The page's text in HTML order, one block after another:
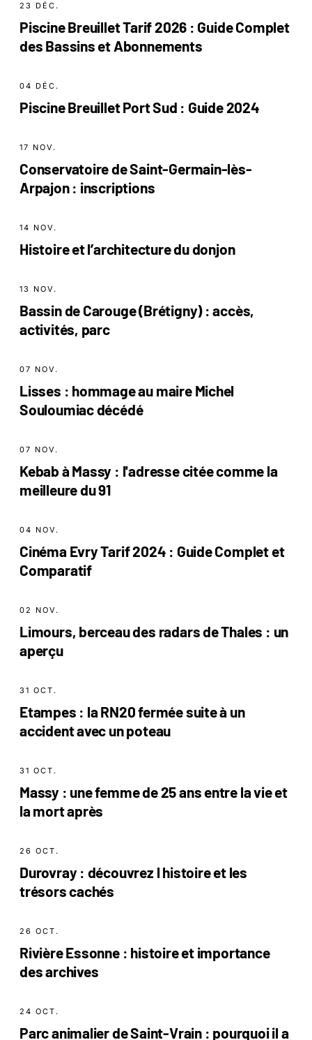
23 DÉC.
Piscine Breuillet Tarif 2026 : Guide Complet
des Bassins et Abonnements
04 DÉC.
Piscine Breuillet Port Sud : Guide 2024
17 NOV.
Conservatoire de Saint-Germain-lès-
Arpajon : inscriptions
14 NOV.
Histoire et l’architecture du donjon
13 NOV.
Bassin de Carouge (Brétigny) : accès,
activités, parc
07 NOV.
Lisses : hommage au maire Michel
Souloumiac décédé
07 NOV.
Kebab à Massy : l'adresse citée comme la
meilleure du 91
04 NOV.
Cinéma Evry Tarif 2024 : Guide Complet et
Comparatif
02 NOV.
Limours, berceau des radars de Thales : un
aperçu
31 OCT.
Etampes : la RN20 fermée suite à un
accident avec un poteau
31 OCT.
Massy : une femme de 25 ans entre la vie et
la mort après
26 OCT.
Durovray : découvrez l histoire et les
trésors cachés
26 OCT.
Rivière Essonne : histoire et importance
des archives
24 OCT.
Parc animalier de Saint-Vrain : pourquoi il a